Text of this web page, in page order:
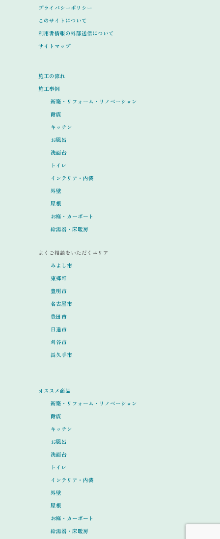
プライバシーポリシー
このサイトについて
利用者情報の外部送信について
サイトマップ
施工の流れ
施工事例
新築・リフォーム・リノベーション
耐震
キッチン
お風呂
洗面台
トイレ
インテリア・内装
外壁
屋根
お庭・カーポート
給湯器・床暖房
よくご相談をいただくエリア
みよし市
東郷町
豊明市
名古屋市
豊田市
日進市
刈谷市
長久手市
オススメ商品
新築・リフォーム・リノベーション
耐震
キッチン
お風呂
洗面台
トイレ
インテリア・内装
外壁
屋根
お庭・カーポート
給湯器・床暖房